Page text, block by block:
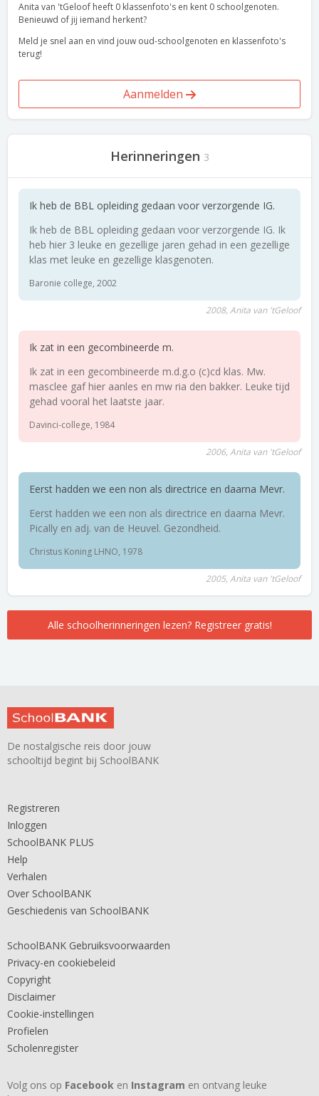
Anita van 'tGeloof heeft 0 klassenfoto's en kent 0 schoolgenoten.
Benieuwd of jij iemand herkent?
Meld je snel aan en vind jouw oud-schoolgenoten en klassenfoto's
terug!
Aanmelden
Herinneringen 3
Ik heb de BBL opleiding gedaan voor verzorgende IG.
Ik heb de BBL opleiding gedaan voor verzorgende IG. Ik
heb hier 3 leuke en gezellige jaren gehad in een gezellige
klas met leuke en gezellige klasgenoten.
Baronie college, 2002
2008, Anita van 'tGeloof
Ik zat in een gecombineerde m.
Ik zat in een gecombineerde m.d.g.o (c)cd klas. Mw.
masclee gaf hier aanles en mw ria den bakker. Leuke tijd
gehad vooral het laatste jaar.
Davinci-college, 1984
2006, Anita van 'tGeloof
Eerst hadden we een non als directrice en daarna Mevr.
Eerst hadden we een non als directrice en daarna Mevr.
Pically en adj. van de Heuvel. Gezondheid.
Christus Koning LHNO, 1978
2005, Anita van 'tGeloof
Alle schoolherinneringen lezen? Registreer gratis!
De nostalgische reis door jouw
schooltijd begint bij SchoolBANK
Registreren
Inloggen
SchoolBANK PLUS
Help
Verhalen
Over SchoolBANK
Geschiedenis van SchoolBANK
SchoolBANK Gebruiksvoorwaarden
Privacy-en cookiebeleid
Copyright
Disclaimer
Cookie-instellingen
Profielen
Scholenregister
Volg ons op Facebook en Instagram en ontvang leuke